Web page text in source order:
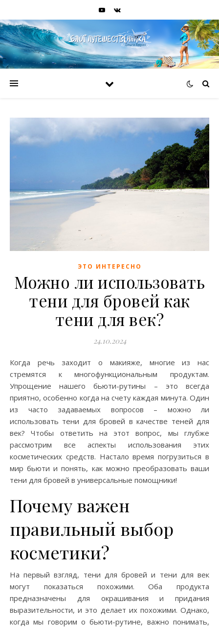
ЭТО ИНТЕРЕСНО
Можно ли использовать
тени для бровей как
тени для век?
24.10.2024
Когда речь заходит о макияже, многие из нас
стремятся к многофункциональным продуктам.
Упрощение нашего бьюти-рутины – это всегда
приятно, особенно когда на счету каждая минута. Один
из часто задаваемых вопросов – можно ли
использовать тени для бровей в качестве теней для
век? Чтобы ответить на этот вопрос, мы глубже
рассмотрим все аспекты использования этих
косметических средств. Настало время погрузиться в
мир бьюти и понять, как можно преобразовать ваши
тени для бровей в универсальные помощники!
Почему важен
правильный выбор
косметики?
На первый взгляд, тени для бровей и тени для век
могут показаться похожими. Оба продукта
предназначены для окрашивания и придания
выразительности, и это делает их похожими. Однако,
когда мы говорим о бьюти-рутине, важно понимать,